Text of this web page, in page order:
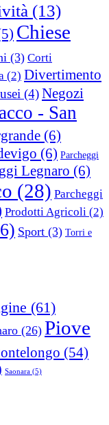
(13)
Chiese
(3) Corti
(2) Divertimento
(4)Negozi
- San
(6)
(6) Parcheggi
Legnaro (6)
(28) Parcheggi
Prodotti Agricoli (2)
Sport (3) Torri e
(61)
(26) Piove
(54)
Saonara (5)